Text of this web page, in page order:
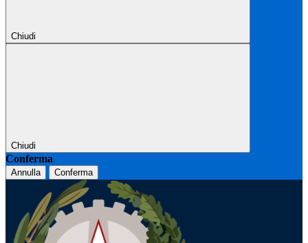
Chiudi
Chiudi
Conferma
Annulla Conferma